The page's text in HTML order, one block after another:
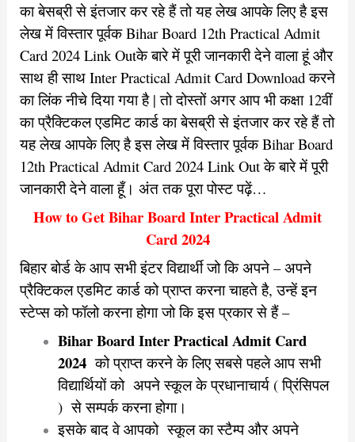
का बेसब्री से इंतजार कर रहे हैं तो यह लेख आपके लिए है इस
लेख में विस्तार पूर्वक Bihar Board 12th Practical Admit
Card 2024 Link Outके बारे में पूरी जानकारी देने वाला हूं और
साथ ही साथ Inter Practical Admit Card Download करने
का लिंक नीचे दिया गया है | तो दोस्तों अगर आप भी कक्षा 12वीं
का प्रैक्टिकल एडमिट कार्ड का बेसब्री से इंतजार कर रहे हैं तो
यह लेख आपके लिए है इस लेख में विस्तार पूर्वक Bihar Board
12th Practical Admit Card 2024 Link Out के बारे में पूरी
जानकारी देने वाला हूँ। अंत तक पूरा पोस्ट पढ़ें…
How to Get Bihar Board Inter Practical Admit
Card 2024
बिहार बोर्ड के आप सभी इंटर विद्यार्थी जो कि अपने – अपने
प्रैक्टिकल एडमिट कार्ड को प्राप्त करना चाहते है, उन्हें इन
स्टेप्स को फॉलो करना होगा जो कि इस प्रकार से हैं –
Bihar Board Inter Practical Admit Card
2024को प्राप्त करने के लिए सबसे पहले आप सभी
विद्यार्थियों को अपने स्कूल के प्रधानाचार्य ( प्रिंसिपल
) से सम्पर्क करना होगा।
इसके बाद वे आपको स्कूल का स्टैम्प और अपने